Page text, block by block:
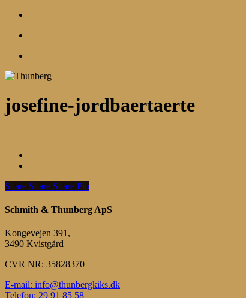
josefine-jordbaertaerte
Share
Share Share Share Pin
Schmith & Thunberg ApS
Kongevejen 391,
3490 Kvistgård
CVR NR: 35828370
E-mail: info@thunbergkiks.dk
Telefon: 29 91 85 58